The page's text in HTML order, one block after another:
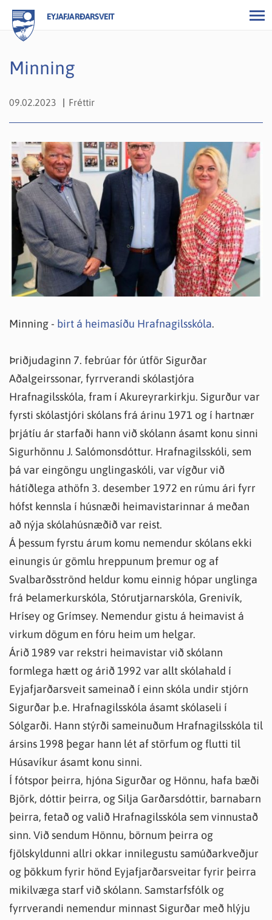
EYJAFJARÐARSVEIT
Minning
09.02.2023 Fréttir
Minning - birt á heimasíðu Hrafnagilsskóla.
Þriðjudaginn 7. febrúar fór útför Sigurðar
Aðalgeirssonar, fyrrverandi skólastjóra
Hrafnagilsskóla, fram í Akureyrarkirkju. Sigurður var
fyrsti skólastjóri skólans frá árinu 1971 og í hartnær
þrjátíu ár starfaði hann við skólann ásamt konu sinni
Sigurhönnu J. Salómonsdóttur. Hrafnagilsskóli, sem
þá var eingöngu unglingaskóli, var vígður við
hátíðlega athöfn 3. desember 1972 en rúmu ári fyrr
hófst kennsla í húsnæði heimavistarinnar á meðan
að nýja skólahúsnæðið var reist.
Á þessum fyrstu árum komu nemendur skólans ekki
einungis úr gömlu hreppunum þremur og af
Svalbarðsströnd heldur komu einnig hópar unglinga
frá Þelamerkurskóla, Stórutjarnarskóla, Grenivík,
Hrísey og Grímsey. Nemendur gistu á heimavist á
virkum dögum en fóru heim um helgar.
Árið 1989 var rekstri heimavistar við skólann
formlega hætt og árið 1992 var allt skólahald í
Eyjafjarðarsveit sameinað í einn skóla undir stjórn
Sigurðar þ.e. Hrafnagilsskóla ásamt skólaseli í
Sólgarði. Hann stýrði sameinuðum Hrafnagilsskóla til
ársins 1998 þegar hann lét af störfum og flutti til
Húsavíkur ásamt konu sinni.
Í fótspor þeirra, hjóna Sigurðar og Hönnu, hafa bæði
Björk, dóttir þeirra, og Silja Garðarsdóttir, barnabarn
þeirra, fetað og valið Hrafnagilsskóla sem vinnustað
sinn. Við sendum Hönnu, börnum þeirra og
fjölskyldunni allri okkar innilegustu samúðarkveðjur
og þökkum fyrir hönd Eyjafjarðarsveitar fyrir þeirra
mikilvæga starf við skólann. Samstarfsfólk og
fyrrverandi nemendur minnast Sigurðar með hlýju